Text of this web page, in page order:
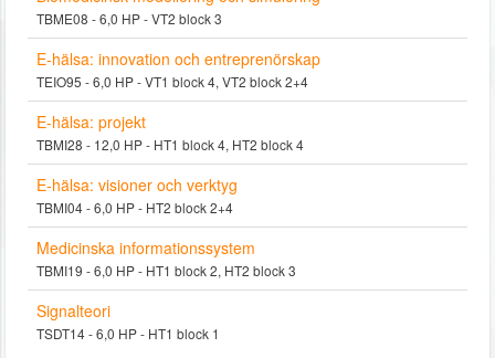
TBME08 - 6,0 HP - VT2 block 3
E-hälsa: innovation och entreprenörskap
TEIO95 - 6,0 HP - VT1 block 4, VT2 block 2+4
E-hälsa: projekt
TBMI28 - 12,0 HP - HT1 block 4, HT2 block 4
E-hälsa: visioner och verktyg
TBMI04 - 6,0 HP - HT2 block 2+4
Medicinska informationssystem
TBMI19 - 6,0 HP - HT1 block 2, HT2 block 3
Signalteori
TSDT14 - 6,0 HP - HT1 block 1